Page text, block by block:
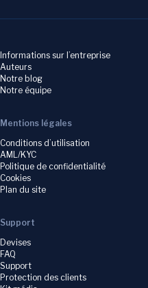
Informations sur l’entreprise
Auteurs
Notre blog
Notre équipe
Mentions légales
Conditions d’utilisation
AML/KYC
Politique de confidentialité
Cookies
Plan du site
Support
Devises
FAQ
Support
Protection des clients